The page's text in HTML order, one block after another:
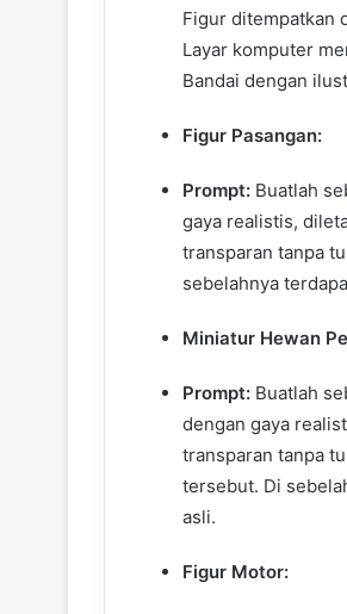
Figur ditempatkan
Layar komputer
Bandai dengan
Figur Pasangan:
Prompt: Buatlah
gaya realistis,
transparan tanpa
sebelahnya
Miniatur Hewan
Prompt: Buatlah
dengan gaya
transparan tanpa
tersebut. Di
asli.
Figur Motor: